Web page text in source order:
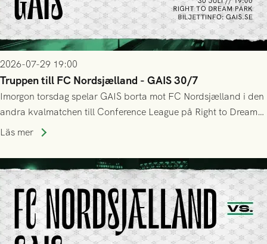
2026-07-29 19:00
Truppen till FC Nordsjælland - GAIS 30/7
Imorgon torsdag spelar GAIS borta mot FC Nordsjælland i den
andra kvalmatchen till Conference League på Right to Dream
Park! Fredrik Holmberg och ledarstaben har tagit ut följande
Läs mer